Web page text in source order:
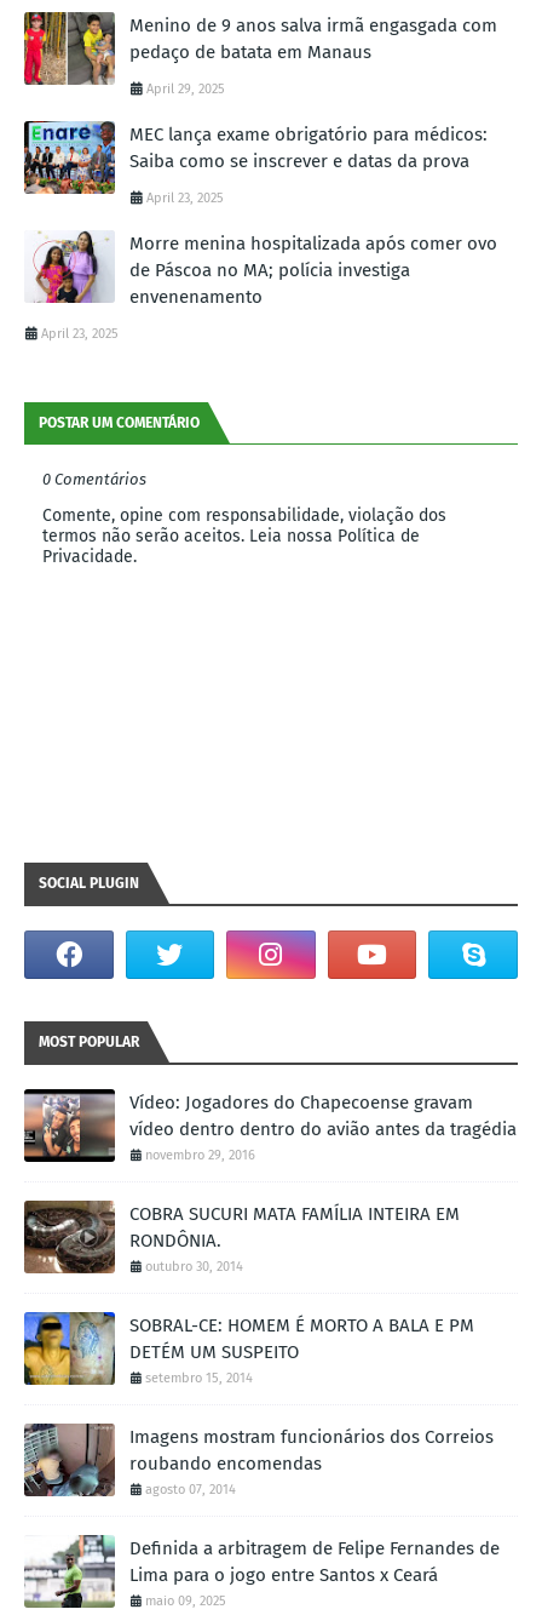
Menino de 9 anos salva irmã engasgada com
pedaço de batata em Manaus
April 29, 2025
MEC lança exame obrigatório para médicos:
Saiba como se inscrever e datas da prova
April 23, 2025
Morre menina hospitalizada após comer ovo
de Páscoa no MA; polícia investiga
envenenamento
April 23, 2025
POSTAR UM COMENTÁRIO
0 Comentários
Comente, opine com responsabilidade, violação dos
termos não serão aceitos. Leia nossa Política de
Privacidade.
SOCIAL PLUGIN
MOST POPULAR
Vídeo: Jogadores do Chapecoense gravam
vídeo dentro dentro do avião antes da tragédia
novembro 29, 2016
COBRA SUCURI MATA FAMÍLIA INTEIRA EM
RONDÔNIA.
outubro 30, 2014
SOBRAL-CE: HOMEM É MORTO A BALA E PM
DETÉM UM SUSPEITO
setembro 15, 2014
Imagens mostram funcionários dos Correios
roubando encomendas
agosto 07, 2014
Definida a arbitragem de Felipe Fernandes de
Lima para o jogo entre Santos x Ceará
maio 09, 2025